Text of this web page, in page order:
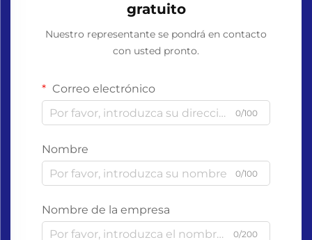
gratuito
Nuestro representante se pondrá en contacto
con usted pronto.
Correo electrónico
0/100
Nombre
0/100
Nombre de la empresa
0/200